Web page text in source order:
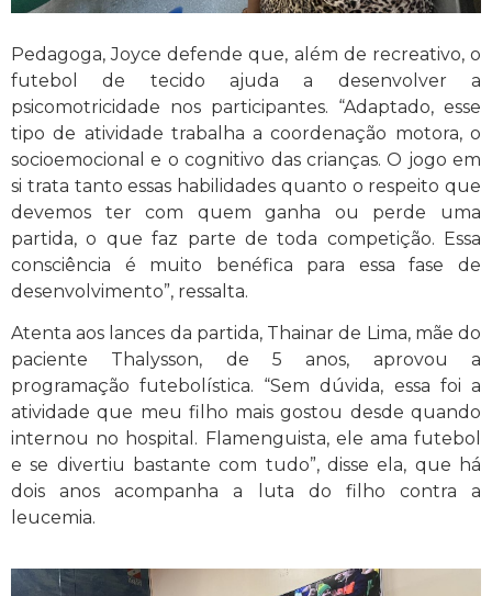
Pedagoga, Joyce defende que, além de recreativo, o
futebol de tecido ajuda a desenvolver a
psicomotricidade nos participantes. “Adaptado, esse
tipo de atividade trabalha a coordenação motora, o
socioemocional e o cognitivo das crianças. O jogo em
si trata tanto essas habilidades quanto o respeito que
devemos ter com quem ganha ou perde uma
partida, o que faz parte de toda competição. Essa
consciência é muito benéfica para essa fase de
desenvolvimento”, ressalta.
Atenta aos lances da partida, Thainar de Lima, mãe do
paciente Thalysson, de 5 anos, aprovou a
programação futebolística. “Sem dúvida, essa foi a
atividade que meu filho mais gostou desde quando
internou no hospital. Flamenguista, ele ama futebol
e se divertiu bastante com tudo”, disse ela, que há
dois anos acompanha a luta do filho contra a
leucemia.